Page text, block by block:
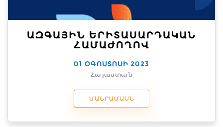
ԱԶԳԱՅԻՆ ԵՐԻՏԱՍԱՐԴԱԿԱՆ
ՀԱՄԱԺՈՂՈՎ
01 ՕԳՈՍՏՈՍԻ 2023
Հայաստան
ՄԱՆՐԱՄԱՍՆ